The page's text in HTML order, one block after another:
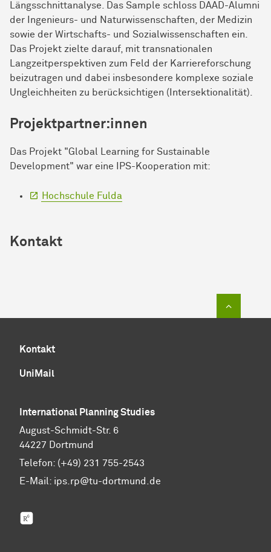
Längsschnittanalyse. Das Sample schloss DAAD-Alumni
der Ingenieurs- und Naturwissenschaften, der Medizin
sowie der Wirtschafts- und Sozialwissenschaften ein.
Das Projekt zielte darauf, mit transnationalen
Langzeitperspektiven zum Feld der Karriereforschung
beizutragen und dabei insbesondere komplexe soziale
Ungleichheiten zu berücksichtigen (Intersektionalität).
Projektpartner:innen
Das Projekt "Global Learning for Sustainable
Development" war eine IPS-Kooperation mit:
Hochschule Fulda
Kontakt
Kontakt
UniMail
International Planning Studies
August-Schmidt-Str. 6
44227 Dortmund
Telefon: (+49) 231 755-2543
E-Mail: ips.rp@tu-dortmund.de